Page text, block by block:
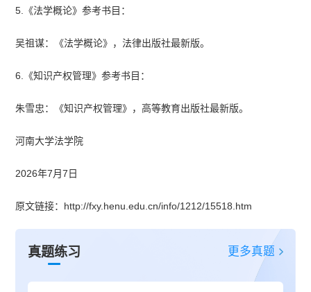
5.《法学概论》参考书目：
吴祖谋：《法学概论》，法律出版社最新版。
6.《知识产权管理》参考书目：
朱雪忠：《知识产权管理》，高等教育出版社最新版。
河南大学法学院
2026年7月7日
原文链接：http://fxy.henu.edu.cn/info/1212/15518.htm
真题练习 更多真题